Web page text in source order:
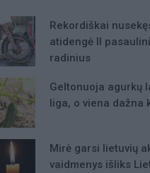
Rekordiškai
atidengė II
radinius
Geltonuoja agurkų
liga, o viena dažna
Mirė garsi lietuvių
vaidmenys išliks